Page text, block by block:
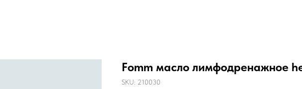
Fomm масло лимфодренажное
SKU: 210030